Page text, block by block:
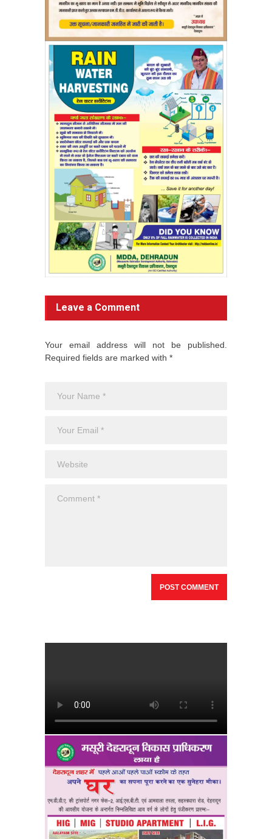
Leave a Comment
Your email address will not be published.
Required fields are marked with *